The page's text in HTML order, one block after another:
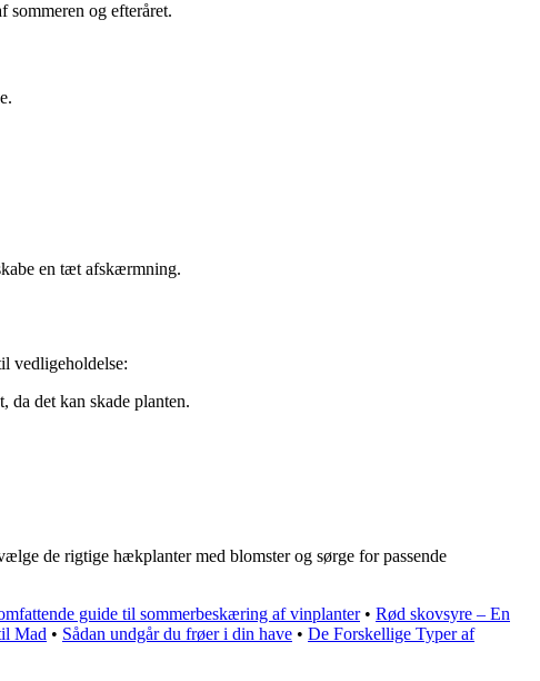
og efteråret.
en tæt afskærmning.
vedligeholdelse:
det kan skade planten.
de rigtige hækplanter med blomster og sørge for passende
guide til sommerbeskæring af vinplanter• Rød skovsyre – En
Mad • Sådan undgår du frøer i din have • De Forskellige Typer af